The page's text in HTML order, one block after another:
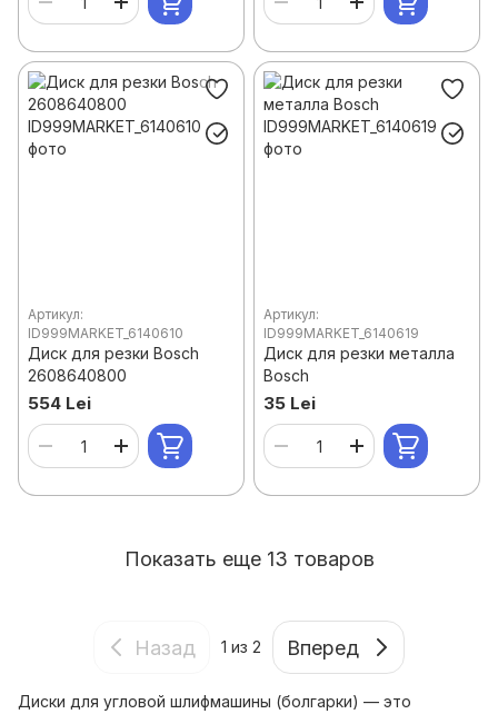
Артикул:
ID999MARKET_6140610
Диск для резки Bosch
2608640800
554 Lei
Артикул:
ID999MARKET_6140619
Диск для резки металла
Bosch
35 Lei
Показать еще 13 товаров
Назад 1 из 2 Вперед
Диски для угловой шлифмашины (болгарки) — это